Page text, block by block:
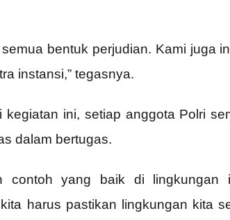
bentuk perjudian. Kami juga
instansi,” tegasnya.
kegiatan ini, setiap anggota Polri
dalam bertugas.
contoh yang baik di lingkungan
harus pastikan lingkungan kita